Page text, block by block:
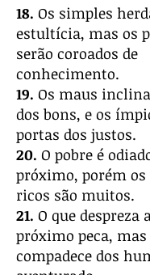
18. Os simples
estultícia, mas os
serão coroados de
conhecimento.
19. Os maus
dos bons, e os
portas dos justos.
20. O pobre é
próximo, porém os
ricos são muitos.
21. O que despreza
próximo peca, mas
compadece dos